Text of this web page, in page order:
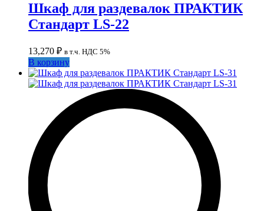
Шкаф для раздевалок ПРАКТИК
Стандарт LS-22
13,270 ₽ в т.ч. НДС 5%
В корзину